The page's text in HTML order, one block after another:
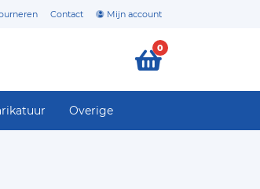
Contact Mijn account
0
Overige